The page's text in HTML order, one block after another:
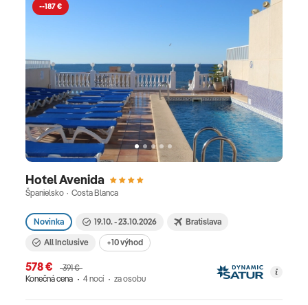
--187 €
Hotel Avenida
Španielsko · Costa Blanca
Novinka 19.10. - 23.10.2026 Bratislava
All Inclusive +10 výhod
578 €
391 €
Konečná cena
4 nocí za osobu